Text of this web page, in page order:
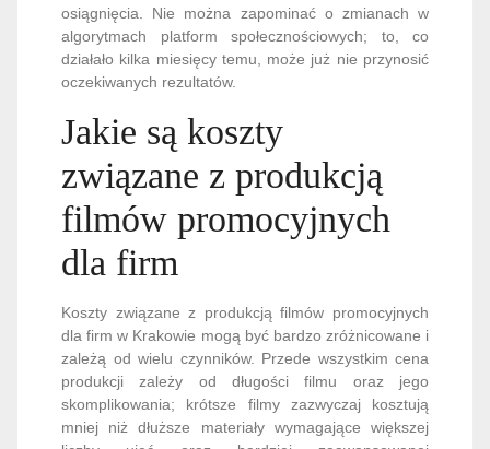
osiągnięcia. Nie można zapominać o zmianach w
algorytmach platform społecznościowych; to, co
działało kilka miesięcy temu, może już nie przynosić
oczekiwanych rezultatów.
Jakie są koszty
związane z produkcją
filmów promocyjnych
dla firm
Koszty związane z produkcją filmów promocyjnych
dla firm w Krakowie mogą być bardzo zróżnicowane i
zależą od wielu czynników. Przede wszystkim cena
produkcji zależy od długości filmu oraz jego
skomplikowania; krótsze filmy zazwyczaj kosztują
mniej niż dłuższe materiały wymagające większej